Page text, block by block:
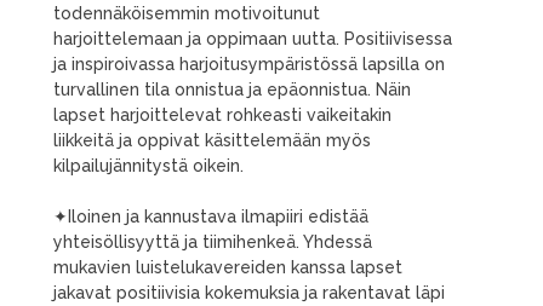
todennäköisemmin motivoitunut
harjoittelemaan ja oppimaan uutta. Positiivisessa
ja inspiroivassa harjoitusympäristössä lapsilla on
turvallinen tila onnistua ja epäonnistua. Näin
lapset harjoittelevat rohkeasti vaikeitakin
liikkeitä ja oppivat käsittelemään myös
kilpailujännitystä oikein.
✦Iloinen ja kannustava ilmapiiri edistää
yhteisöllisyyttä ja tiimihenkeä. Yhdessä
mukavien luistelukavereiden kanssa lapset
jakavat positiivisia kokemuksia ja rakentavat läpi